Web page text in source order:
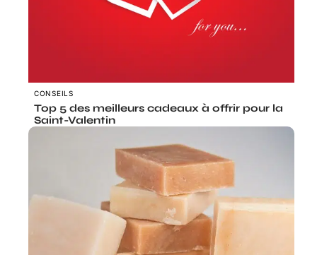
CONSEILS
Top 5 des meilleurs cadeaux à offrir pour la
Saint-Valentin